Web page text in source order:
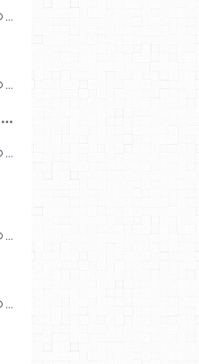
…
…
Traverser les montagnes et venir naître ici
…
…
…